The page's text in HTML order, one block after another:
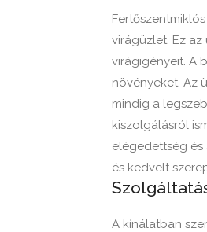
virágüzlet. Ez
virágigényeit. A
növényeket. Az
mindig a
kiszolgálásról
elégedettség és
és kedvelt
A kínálatban